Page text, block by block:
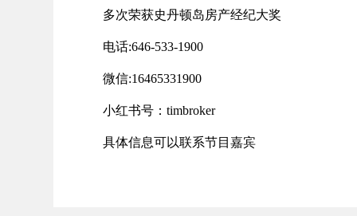
多次荣获史丹顿岛房产经纪大奖
电话:646-533-1900
微信:16465331900
小红书号：timbroker
具体信息可以联系节目嘉宾